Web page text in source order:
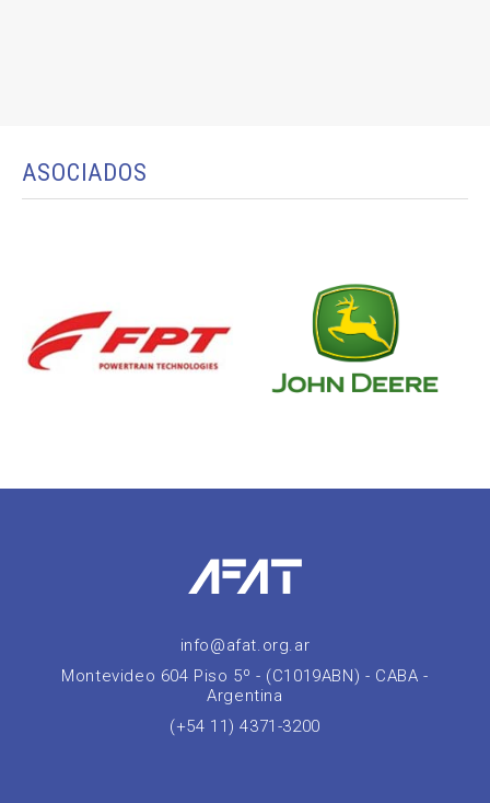
ASOCIADOS
info@afat.org.ar
Montevideo 604 Piso 5º - (C1019ABN) - CABA -
Argentina
(+54 11) 4371-3200